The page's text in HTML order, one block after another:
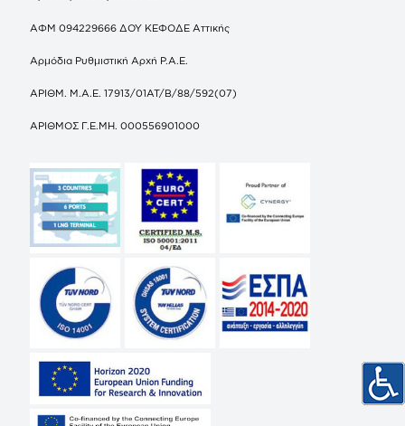
ΑΦΜ 094229666 ΔΟΥ ΚΕΦΟΔΕ Αττικής
Αρμόδια Ρυθμιστική Αρχή Ρ.Α.Ε.
ΑΡΙΘΜ. Μ.Α.Ε. 17913/01ΑΤ/Β/88/592(07)
ΑΡΙΘΜΟΣ Γ.Ε.ΜΗ. 000556901000